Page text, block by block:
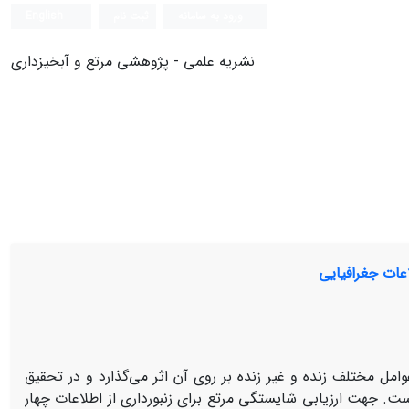
نشریه علمی - پژوهشی مرتع و آبخیزداری
جغرافیایی
مختلف زنده و غیر زنده بر روی آن اثر می‌گذارد و در تحقیق
ارزیابی شایستگی مرتع برای زنبورداری از اطلاعات چهار